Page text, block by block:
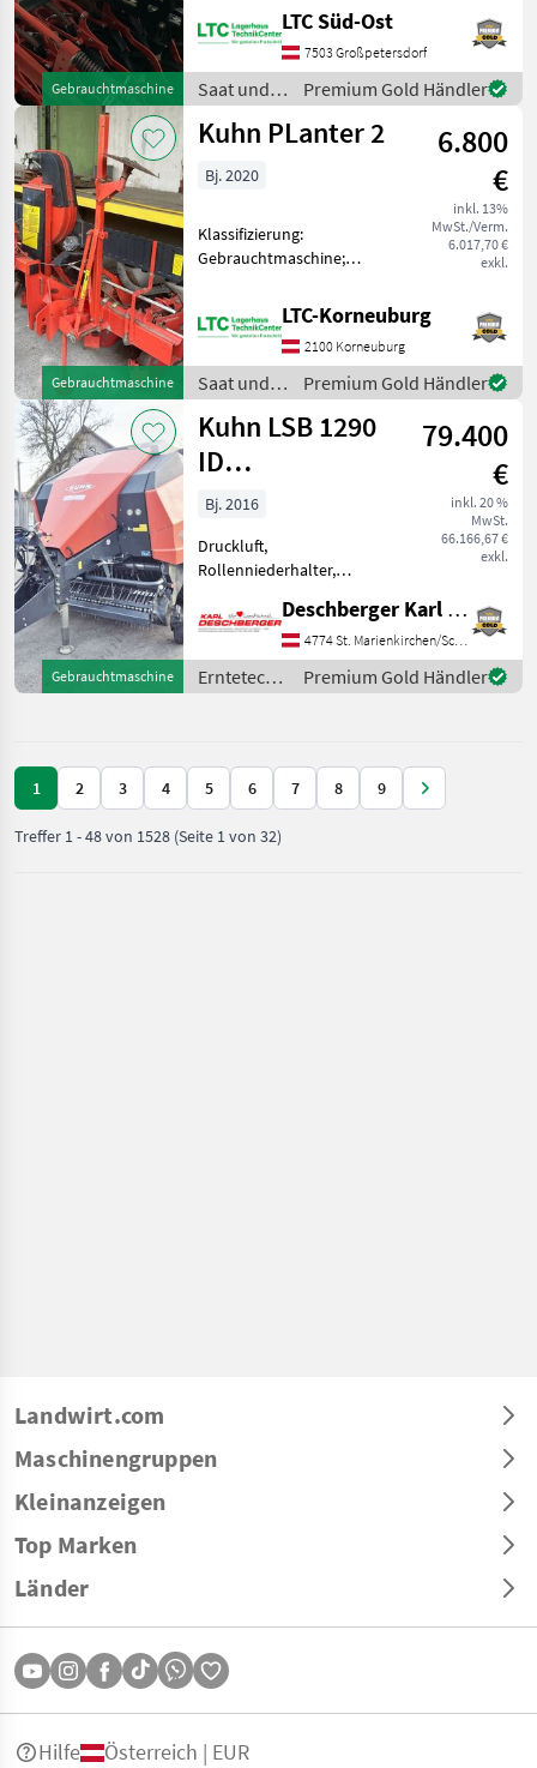
Gebrauchtmaschine
52-25209; Weitere
Maschinenmerkmale: Kuhn
Combiliner Venta
Sämaschine
Gebrauchtmaschine. - Typ
LTC Süd-Ost
7503 Großpetersdorf
Saat und
Pflege /
Kuhn
Premium Gold Händler
Gebrauchtmaschine
Kuhn PLanter 2
6.800
€
inkl. 13%
MwSt./Verm.
6.017,70 €
exkl.
Bj. 2020
Klassifizierung:
Gebrauchtmaschine;
Reihenabstand: 50;
Unterfußdüngung: ohne;
Antriebsart:
Kettenlaufwerk;
Reihenabschaltung: Ja;
Anzahl der Reihen
LTC-Korneuburg
2100 Korneuburg
Saat und
Pflege /
Kuhn
Premium Gold Händler
Gebrauchtmaschine
Kuhn LSB 1290
ID
Quaderballenpresse
79.400
€
inkl. 20 %
MwSt.
66.166,67 €
exkl.
Bj. 2016
Druckluft,
Rollenniederhalter,
Kuhn LSB 1290 ID
Quaderballenpresse (BJ:
2016) ca. 22.000 Ballen für
Ballen 120x90 cm in Isobus
Deschberger Karl Landtechnik GesmbH & Co KG
4774 St. Marienkirchen/Schärding
Erntetechnik
Grünland /
Premium Gold Händler
1 2 3 4 5 6 7 8 9
Treffer 1-48von 1528 (Seite 1 von 32)
Landwirt.com
Maschinengruppen
Kleinanzeigen
Top Marken
Länder
Hilfe Österreich | EUR